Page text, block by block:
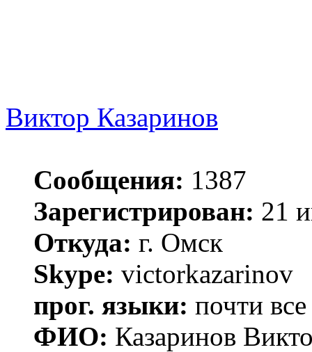
Виктор Казаринов
Сообщения: 1387
Зарегистрирован: 21
Откуда: г. Омск
Skype: victorkazarinov
прог. языки: почти
ФИО: Казаринов